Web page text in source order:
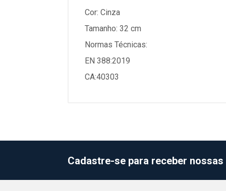
Cor: Cinza
Tamanho: 32 cm
Normas Técnicas:
EN 388:2019
CA:40303
Cadastre-se para receber